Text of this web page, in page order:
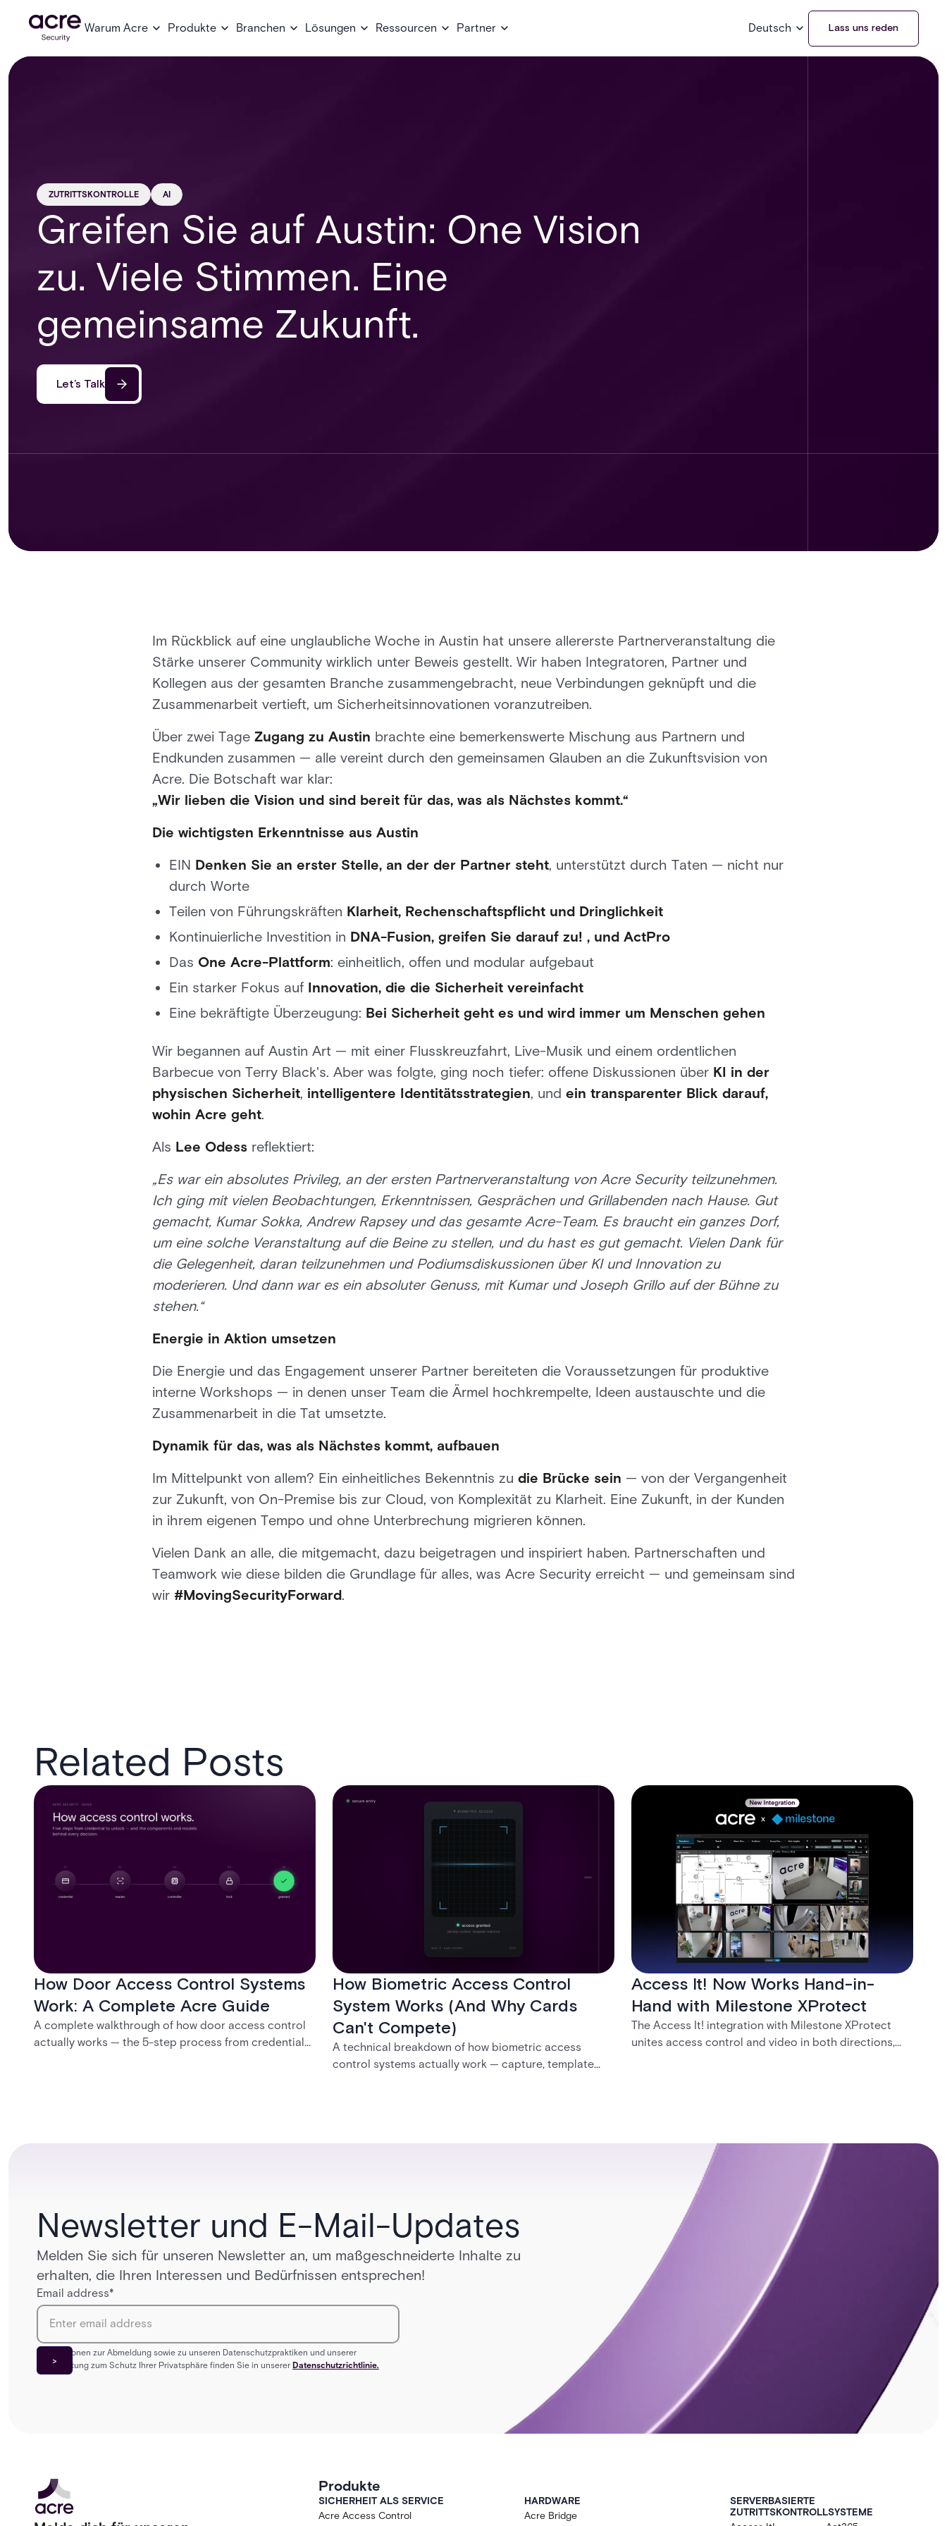
Warum Acre Produkte Branchen Lösungen Ressourcen Partner Deutsch Lass uns reden
ZUTRITTSKONTROLLE AI
Greifen Sie auf Austin: One Vision
zu. Viele Stimmen. Eine
gemeinsame Zukunft.
Let’s Talk
Im Rückblick auf eine unglaubliche Woche in Austin hat unsere allererste Partnerveranstaltung die
Stärke unserer Community wirklich unter Beweis gestellt. Wir haben Integratoren, Partner und
Kollegen aus der gesamten Branche zusammengebracht, neue Verbindungen geknüpft und die
Zusammenarbeit vertieft, um Sicherheitsinnovationen voranzutreiben.
Über zwei Tage Zugang zu Austin brachte eine bemerkenswerte Mischung aus Partnern und
Endkunden zusammen — alle vereint durch den gemeinsamen Glauben an die Zukunftsvision von
Acre. Die Botschaft war klar:
„Wir lieben die Vision und sind bereit für das, was als Nächstes kommt.“
Die wichtigsten Erkenntnisse aus Austin
EIN Denken Sie an erster Stelle, an der der Partner steht, unterstützt durch Taten — nicht nur
durch Worte
Teilen von Führungskräften Klarheit, Rechenschaftspflicht und Dringlichkeit
Kontinuierliche Investition in DNA-Fusion, greifen Sie darauf zu! , und ActPro
Das One Acre-Plattform: einheitlich, offen und modular aufgebaut
Ein starker Fokus auf Innovation, die die Sicherheit vereinfacht
Eine bekräftigte Überzeugung: Bei Sicherheit geht es und wird immer um Menschen gehen
Wir begannen auf Austin Art — mit einer Flusskreuzfahrt, Live-Musik und einem ordentlichen
Barbecue von Terry Black's. Aber was folgte, ging noch tiefer: offene Diskussionen über KI in der
physischen Sicherheit, intelligentere Identitätsstrategien, und ein transparenter Blick darauf,
wohin Acre geht.
Als Lee Odess reflektiert:
„Es war ein absolutes Privileg, an der ersten Partnerveranstaltung von Acre Security teilzunehmen.
Ich ging mit vielen Beobachtungen, Erkenntnissen, Gesprächen und Grillabenden nach Hause. Gut
gemacht, Kumar Sokka, Andrew Rapsey und das gesamte Acre-Team. Es braucht ein ganzes Dorf,
um eine solche Veranstaltung auf die Beine zu stellen, und du hast es gut gemacht. Vielen Dank für
die Gelegenheit, daran teilzunehmen und Podiumsdiskussionen über KI und Innovation zu
moderieren. Und dann war es ein absoluter Genuss, mit Kumar und Joseph Grillo auf der Bühne zu
stehen.“
Energie in Aktion umsetzen
Die Energie und das Engagement unserer Partner bereiteten die Voraussetzungen für produktive
interne Workshops — in denen unser Team die Ärmel hochkrempelte, Ideen austauschte und die
Zusammenarbeit in die Tat umsetzte.
Dynamik für das, was als Nächstes kommt, aufbauen
Im Mittelpunkt von allem? Ein einheitliches Bekenntnis zu die Brücke sein — von der Vergangenheit
zur Zukunft, von On-Premise bis zur Cloud, von Komplexität zu Klarheit. Eine Zukunft, in der Kunden
in ihrem eigenen Tempo und ohne Unterbrechung migrieren können.
Vielen Dank an alle, die mitgemacht, dazu beigetragen und inspiriert haben. Partnerschaften und
Teamwork wie diese bilden die Grundlage für alles, was Acre Security erreicht — und gemeinsam sind
wir #MovingSecurityForward.
Related Posts
How Door Access Control Systems
Work: A Complete Acre Guide
A complete walkthrough of how door access control
actually works — the 5-step process from credential
How Biometric Access Control
System Works (And Why Cards
Can't Compete)
A technical breakdown of how biometric access
control systems actually work — capture, template
Access It! Now Works Hand-in-
Hand with Milestone XProtect
The Access It! integration with Milestone XProtect
unites access control and video in both directions,
Newsletter und E-Mail-Updates
Melden Sie sich für unseren Newsletter an, um maßgeschneiderte Inhalte zu
erhalten, die Ihren Interessen und Bedürfnissen entsprechen!
Email address*
Informationen zur Abmeldung sowie zu unseren Datenschutzpraktiken und unserer
Verpflichtung zum Schutz Ihrer Privatsphäre finden Sie in unserer Datenschutzrichtlinie.
Produkte
SICHERHEIT ALS SERVICE
Acre Access Control
HARDWARE
Acre Bridge
SERVERBASIERTE
ZUTRITTSKONTROLLSYSTEME